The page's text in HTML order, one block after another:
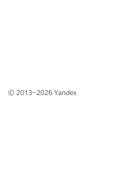
© 2013–2026Yandex